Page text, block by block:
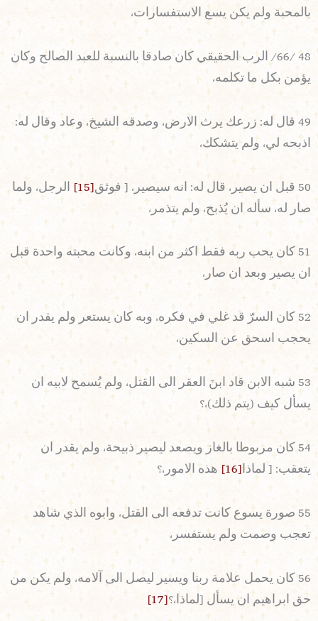
بالمحبة ولم يكن يسع الاستفسارات،
48 /66/ الرب الحقيقي كان صادقا بالنسبة للعبد الصالح وكان
يؤمن بكل ما تكلمه،
49 قال له: زرعك يرث الارض، وصدقه الشيخ، وعاد وقال له:
اذبحه لي، ولم يتشكك،
50 قبل ان يصير، قال له: انه سيصير، [ فوثق [15]
الرجل، ولما
صار له، سأله ان يُذبح، ولم يتذمر،
51 كان يحب ربه فقط اكثر من ابنه، وكانت محبته واحدة قبل
ان يصير وبعد ان صار،
52 كان السرّ قد غلي في فكره، وبه كان يستعر ولم يقدر ان
يحجب اسحق عن السكين،
53 شبه الابن قاد ابنَ العقر الى القتل، ولم يُسمح لابيه ان
يسأل كيف (يتم ذلك)،؟
54 كان مربوطا بالغاز ويصعد ليصير ذبيحة، ولم يقدر ان
يتعقب: [ لماذا [16] هذه الامور،؟
55 صورة يسوع كانت تدفعه الى القتل، وابوه الذي شاهد
تعجب وصمت ولم يستفسر،
56 كان يحمل علامة ربنا ويسير ليصل الى آلامه، ولم يكن من
حق ابراهيم ان يسأل [لماذا،؟[17]